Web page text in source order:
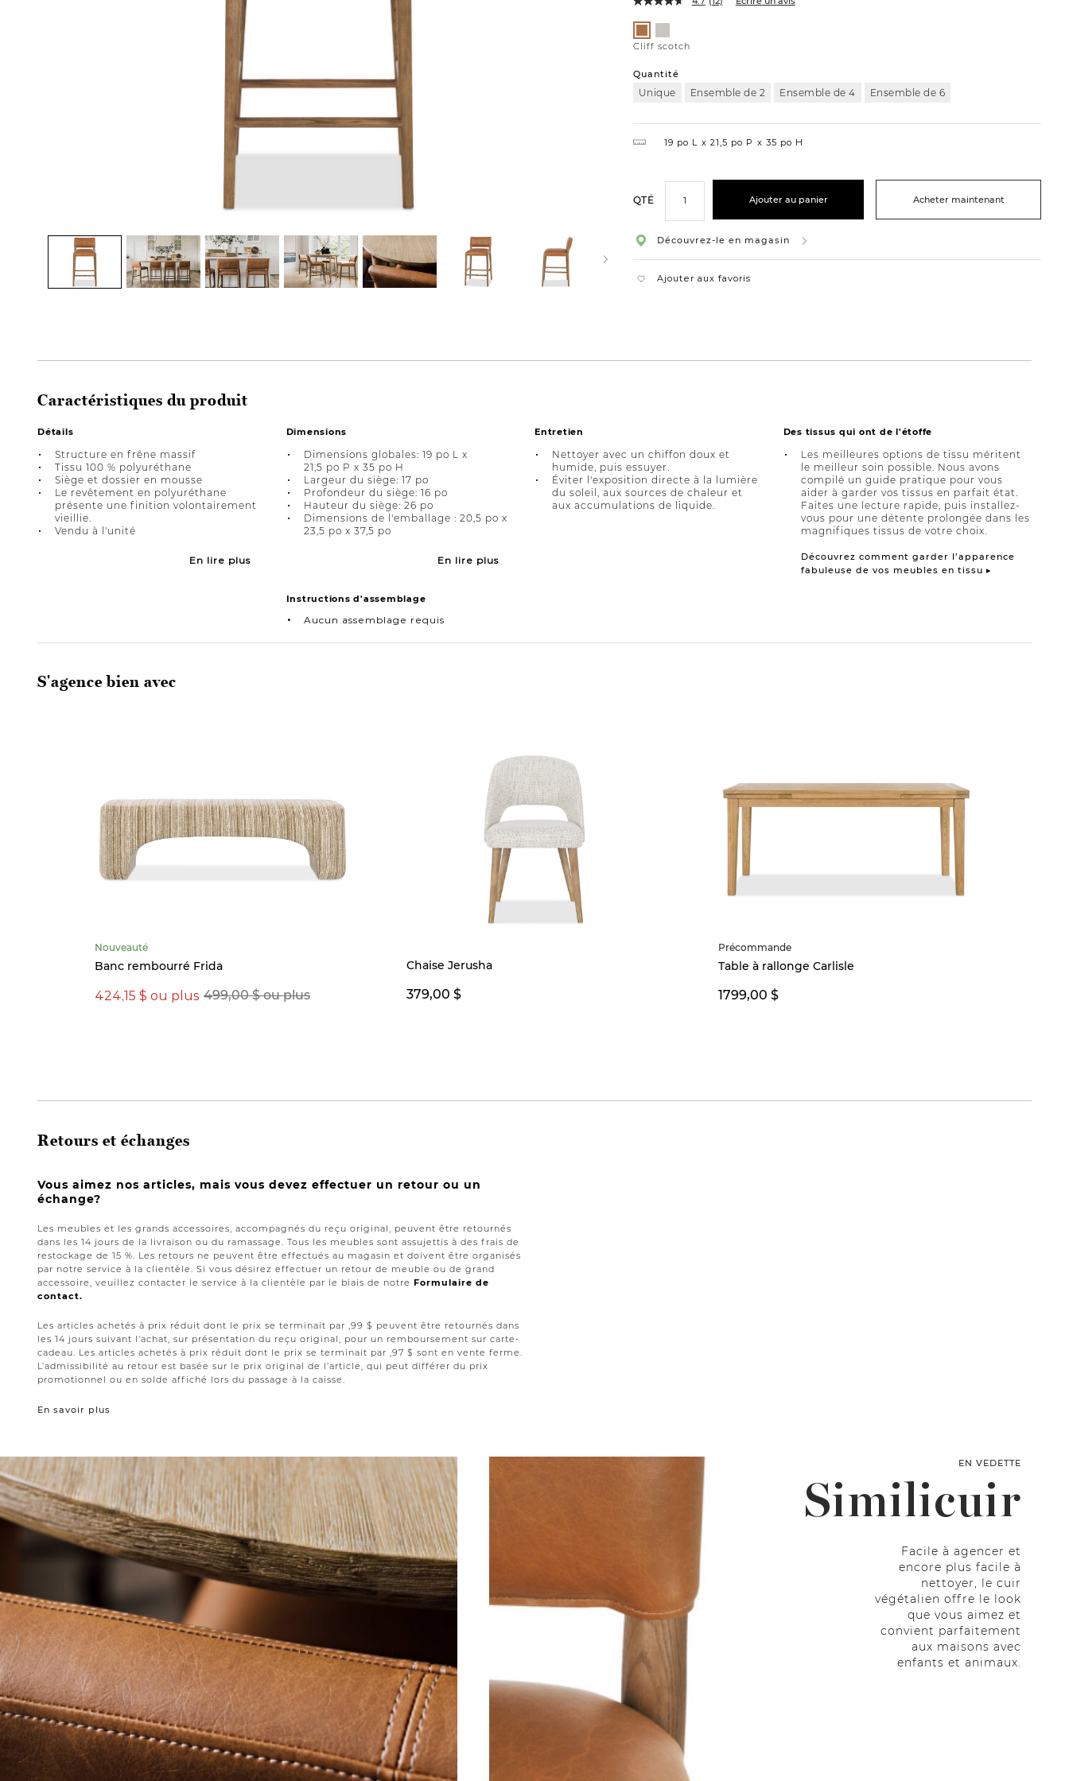
Variations
scotchbrume
Cliff scotch
Quantité
Unique Ensemble de 2 Ensemble de 4 Ensemble de 6
19 po L 21,5 po P 35 po H
QTÉ Ajouter au panier Acheter maintenant
Découvrez-le en magasin
Ajouter aux favoris
Caractéristiques du produit
Détails
Structure en frêne massif
Tissu 100 % polyuréthane
Siège et dossier en mousse
Le revêtement en polyuréthane
présente une finition volontairement
vieillie.
Vendu à l'unité
En lire plus
Dimensions
Dimensions globales: 19 po L x
21,5 po P x 35 po H
Largeur du siège: 17 po
Profondeur du siège: 16 po
Hauteur du siège: 26 po
Dimensions de l'emballage : 20,5 po x
23,5 po x 37,5 po
En lire plus
Entretien
Nettoyer avec un chiffon doux et
humide, puis essuyer.
Éviter l'exposition directe à la lumière
du soleil, aux sources de chaleur et
aux accumulations de liquide.
Des tissus qui ont de l'étoffe
Les meilleures options de tissu méritent
le meilleur soin possible. Nous avons
compilé un guide pratique pour vous
aider à garder vos tissus en parfait état.
Faites une lecture rapide, puis installez-
vous pour une détente prolongée dans les
magnifiques tissus de votre choix.
Découvrez comment garder l’apparence
fabuleuse de vos meubles en tissu ▸
Instructions d'assemblage
Aucun assemblage requis
S'agence bien avec
Nouveauté
Banc rembourré Frida
499,00 $ ou plus
424,15 $ ou plus
Chaise Jerusha
379,00 $
Précommande
Table à rallonge Carlisle
1799,00 $
Retours et échanges
Vous aimez nos articles, mais vous devez effectuer un retour ou un
échange?
Les meubles et les grands accessoires, accompagnés du reçu original, peuvent être retournés
dans les 14 jours de la livraison ou du ramassage. Tous les meubles sont assujettis à des frais de
restockage de 15 %. Les retours ne peuvent être effectués au magasin et doivent être organisés
par notre service à la clientèle. Si vous désirez effectuer un retour de meuble ou de grand
accessoire, veuillez contacter le service à la clientèle par le biais de notre Formulaire de
contact.
Les articles achetés à prix réduit dont le prix se terminait par ,99 $ peuvent être retournés dans
les 14 jours suivant l'achat, sur présentation du reçu original, pour un remboursement sur carte-
cadeau. Les articles achetés à prix réduit dont le prix se terminait par ,97 $ sont en vente ferme.
L’admissibilité au retour est basée sur le prix original de l’article, qui peut différer du prix
promotionnel ou en solde affiché lors du passage à la caisse.
En savoir plus
EN VEDETTE
Similicuir
Facile à agencer et
encore plus facile à
nettoyer, le cuir
végétalien offre le look
que vous aimez et
convient parfaitement
aux maisons avec
enfants et animaux.